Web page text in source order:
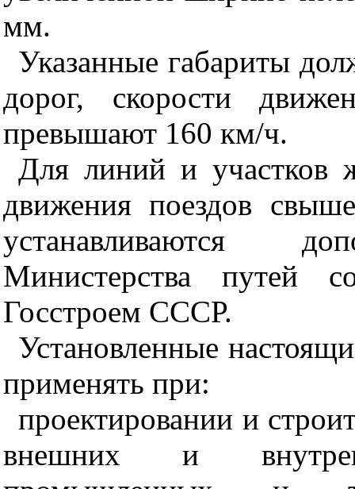
мм.
Указанные габариты
дорог, скорости
превышают 160 км/ч.
Для линий и участков
движения поездов
устанавливаются
Министерства путей
Госстроем СССР.
Установленные
применять при:
проектировании и
внешних и